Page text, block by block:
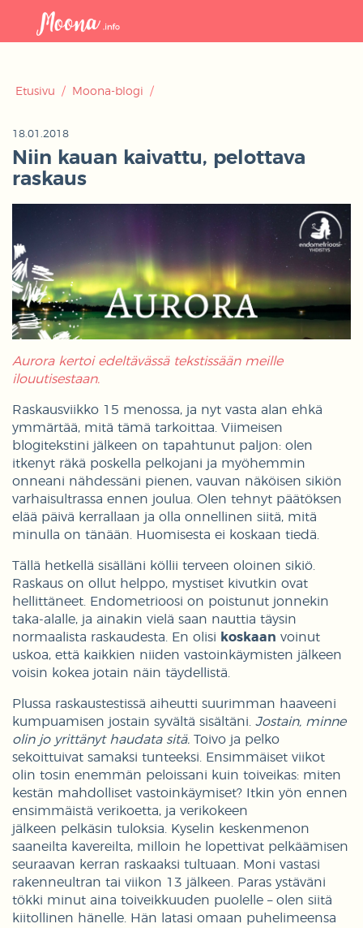
Etusivu / Moona-blogi /
18.01.2018
Niin kauan kaivattu, pelottava
raskaus
Aurora kertoi edeltävässä tekstissään meille
ilouutisestaan.
Raskausviikko 15 menossa, ja nyt vasta alan ehkä
ymmärtää, mitä tämä tarkoittaa. Viimeisen
blogitekstini jälkeen on tapahtunut paljon: olen
itkenyt räkä poskella pelkojani ja myöhemmin
onneani nähdessäni pienen, vauvan näköisen sikiön
varhaisultrassa ennen joulua. Olen tehnyt päätöksen
elää päivä kerrallaan ja olla onnellinen siitä, mitä
minulla on tänään. Huomisesta ei koskaan tiedä.
Tällä hetkellä sisälläni köllii terveen oloinen sikiö.
Raskaus on ollut helppo, mystiset kivutkin ovat
hellittäneet. Endometrioosi on poistunut jonnekin
taka-alalle, ja ainakin vielä saan nauttia täysin
normaalista raskaudesta. En olisi koskaan voinut
uskoa, että kaikkien niiden vastoinkäymisten jälkeen
voisin kokea jotain näin täydellistä.
Plussa raskaustestissä aiheutti suurimman haaveeni
kumpuamisen jostain syvältä sisältäni. Jostain, minne
olin jo yrittänyt haudata sitä. Toivo ja pelko
sekoittuivat samaksi tunteeksi. Ensimmäiset viikot
olin tosin enemmän peloissani kuin toiveikas: miten
kestän mahdolliset vastoinkäymiset? Itkin yön ennen
ensimmäistä verikoetta, ja verikokeen
jälkeen pelkäsin tuloksia. Kyselin keskenmenon
saaneilta kavereilta, milloin he lopettivat pelkäämisen
seuraavan kerran raskaaksi tultuaan. Moni vastasi
rakenneultran tai viikon 13 jälkeen. Paras ystäväni
tökki minut aina toiveikkuuden puolelle – olen siitä
kiitollinen hänelle. Hän latasi omaan puhelimeensa